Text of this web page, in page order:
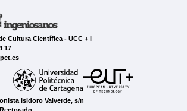
Cultura Científica - UCC + i
17
Isidoro Valverde, s/n